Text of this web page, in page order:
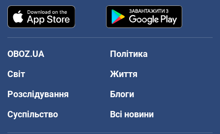
OBOZ.UA
Політика
Світ
Життя
Розслідування
Блоги
Суспільство
Всі новини